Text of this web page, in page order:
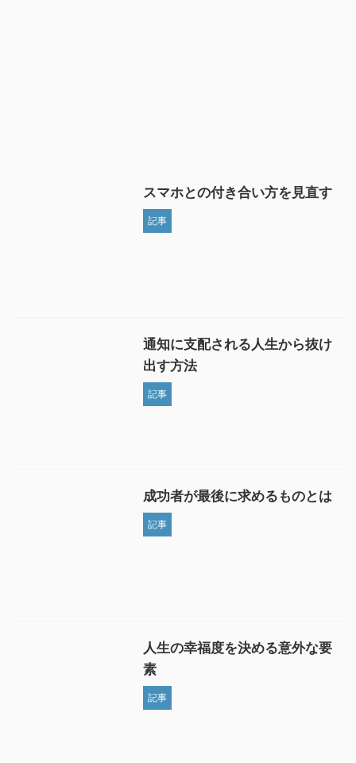
スマホとの付き合い方を見直す
記事
通知に支配される人生から抜け
出す方法
記事
成功者が最後に求めるものとは
記事
人生の幸福度を決める意外な要
素
記事